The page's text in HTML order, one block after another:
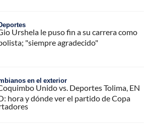
Urshela le puso fin a su carrera como
"siempre agradecido"
en el exterior
Unido vs. Deportes Tolima, EN
hora y dónde ver el partido de Copa